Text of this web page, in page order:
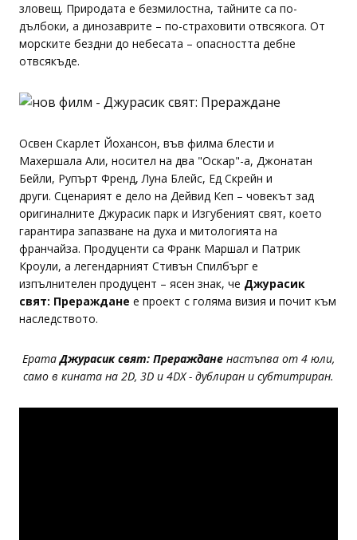
зловещ. Природата е безмилостна, тайните са по-
дълбоки, а динозаврите – по-страховити отвсякога. От
морските бездни до небесата – опасността дебне
отвсякъде.
Освен Скарлет Йохансон, във филма блести и
Махершала Али, носител на два "Оскар"-а, Джонатан
Бейли, Рупърт Френд, Луна Блейс, Ед Скрейн и
други. Сценарият е дело на Дейвид Кеп – човекът зад
оригиналните Джурасик парк и Изгубеният свят, което
гарантира запазване на духа и митологията на
франчайза. Продуценти са Франк Маршал и Патрик
Кроули, а легендарният Стивън Спилбърг е
изпълнителен продуцент – ясен знак, че Джурасик
свят: Прераждане е проект с голяма визия и почит към
наследството.
ЕратаДжурасик свят: Прераждане настъпва от 4 юли,
само в кината на 2D, 3D и 4DX - дублиран и субтитриран.